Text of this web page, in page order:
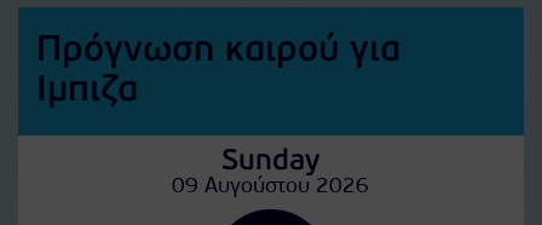
Πρόγνωση καιρού για
Ιμπιζα
Sunday
09 Αυγούστου 2026